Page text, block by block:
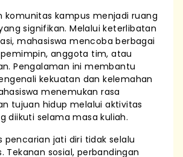
komunitas kampus menjadi ruang
signifikan. Melalui keterlibatan
mahasiswa mencoba berbagai
anggota tim, atau
Pengalaman ini membantu
kekuatan dan kelemahan
menemukan rasa
tujuan hidup melalui aktivitas
diikuti selama masa kuliah.
pencarian jati diri tidak selalu
Tekanan sosial, perbandingan